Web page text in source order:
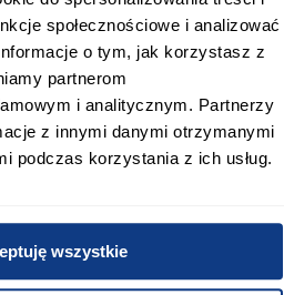
społecznościowe i analizować
o tym, jak korzystasz z
partnerom
i analitycznym. Partnerzy
z innymi danymi otrzymanymi
podczas korzystania z ich usług.
wszystkie